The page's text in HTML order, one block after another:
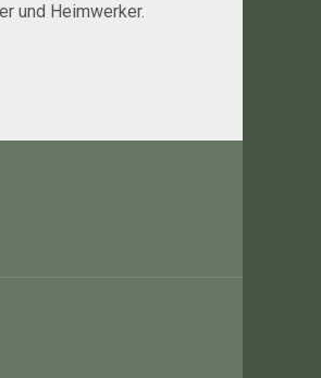
und Heimwerker.